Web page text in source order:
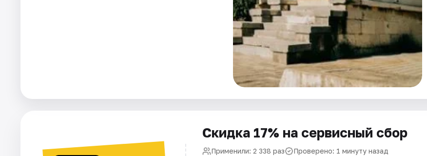
Скидка 17% на сервисный сбор
Применили: 2 338 раз Проверено: 1 минуту назад